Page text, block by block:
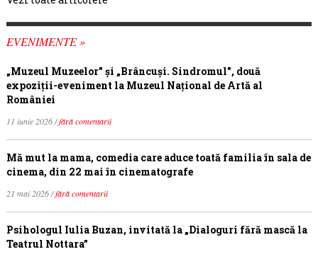
EVENIMENTE »
„Muzeul Muzeelor” și „Brâncuși. Sindromul”, două
expoziții-eveniment la Muzeul Național de Artă al
României
11 iunie 2026 /fără comentarii
Mă mut la mama, comedia care aduce toată familia în sala de
cinema, din 22 mai în cinematografe
21 mai 2026 /fără comentarii
Psihologul Iulia Buzan, invitată la „Dialoguri fără mască la
Teatrul Nottara”